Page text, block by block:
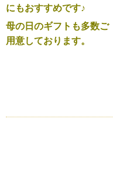
にもおすすめです♪
母の日のギフトも多数ご
用意しております。